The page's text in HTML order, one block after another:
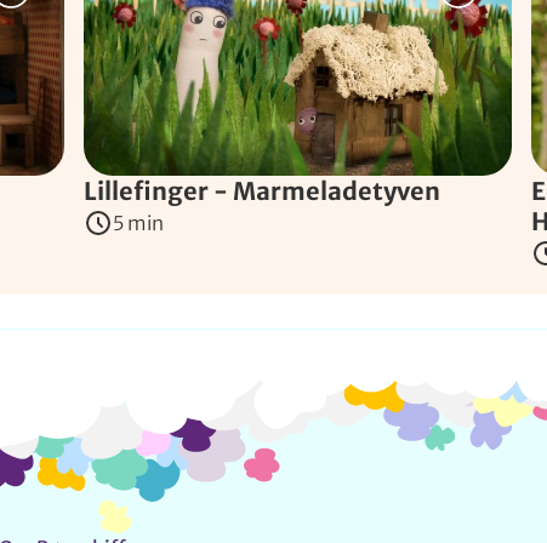
Lillefinger - Marmeladetyven
5 min
Info og